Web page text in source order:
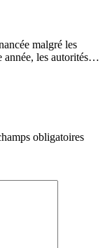
malgré les
année, les autorités…
obligatoires